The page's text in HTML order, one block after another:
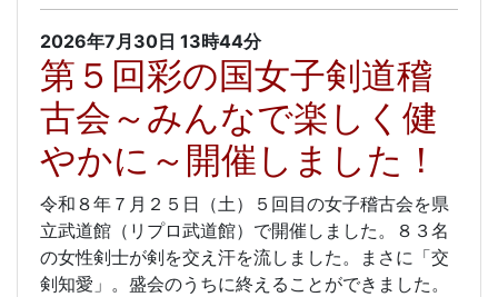
2026年7月30日 13時44分
第５回彩の国女子剣道稽
古会～みんなで楽しく健
やかに～開催しました！
令和８年７月２５日（土）５回目の女子稽古会を県
立武道館（リプロ武道館）で開催しました。８３名
の女性剣士が剣を交え汗を流しました。まさに「交
剣知愛」。盛会のうちに終えることができました。